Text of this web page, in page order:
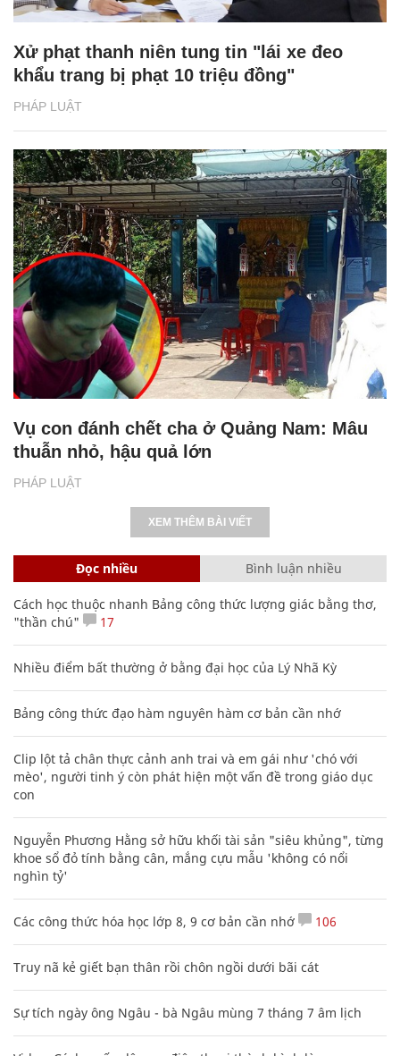
PHÁP LUẬT
Xử phạt thanh niên tung tin "lái xe đeo
khẩu trang bị phạt 10 triệu đồng"
PHÁP LUẬT
Vụ con đánh chết cha ở Quảng Nam: Mâu
thuẫn nhỏ, hậu quả lớn
XEM THÊM BÀI VIẾT
Đọc nhiều Bình luận nhiều
Cách học thuộc nhanh Bảng công thức lượng giác bằng thơ,
"thần chú"
17
Nhiều điểm bất thường ở bằng đại học của Lý Nhã Kỳ
Bảng công thức đạo hàm nguyên hàm cơ bản cần nhớ
Clip lột tả chân thực cảnh anh trai và em gái như 'chó với
mèo', người tinh ý còn phát hiện một vấn đề trong giáo dục
con
Nguyễn Phương Hằng sở hữu khối tài sản "siêu khủng", từng
khoe sổ đỏ tính bằng cân, mắng cựu mẫu 'không có nổi
nghìn tỷ'
Các công thức hóa học lớp 8, 9 cơ bản cần nhớ 106
Truy nã kẻ giết bạn thân rồi chôn ngồi dưới bãi cát
Sự tích ngày ông Ngâu - bà Ngâu mùng 7 tháng 7 âm lịch